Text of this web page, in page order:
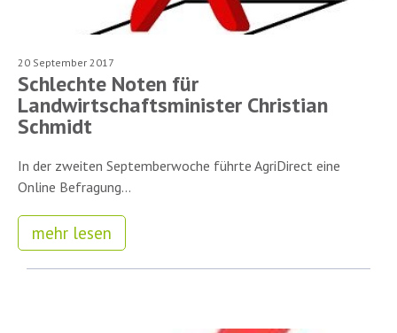
20 September 2017
Schlechte Noten für
Landwirtschaftsminister Christian
Schmidt
In der zweiten Septemberwoche führte AgriDirect eine
Online Befragung...
mehr lesen